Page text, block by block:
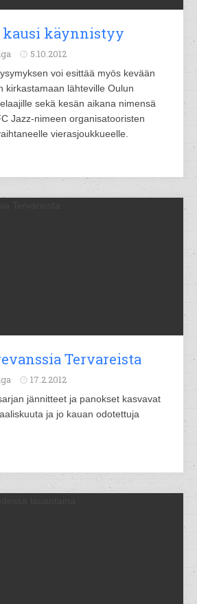
kausi käynnistyy
5.10.2012
voi esittää myös kevään
kirkastamaan lähteville Oulun
sekä kesän aikana nimensä
Jazz-nimeen organisatooristen
vierasjoukkueelle.
Tervareista
17.2.2012
jännitteet ja panokset kasvavat
ja jo kauan odotettuja